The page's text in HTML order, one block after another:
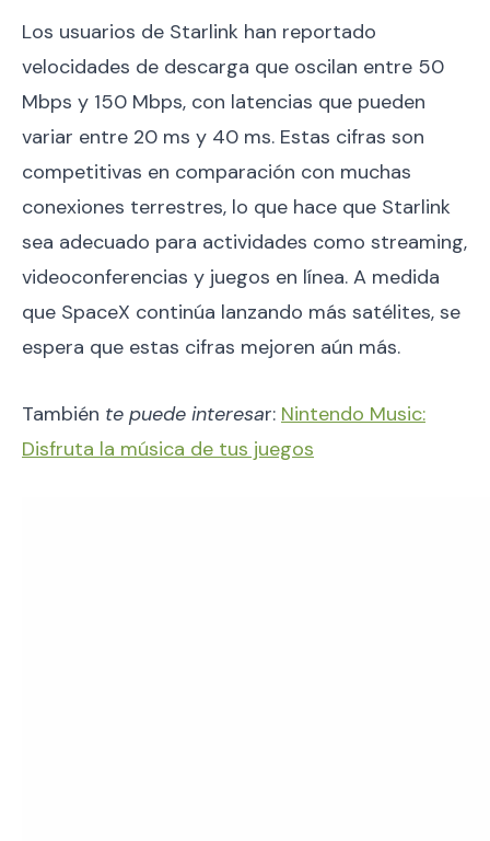
Los usuarios de Starlink han reportado
velocidades de descarga que oscilan entre 50
Mbps y 150 Mbps, con latencias que pueden
variar entre 20 ms y 40 ms. Estas cifras son
competitivas en comparación con muchas
conexiones terrestres, lo que hace que Starlink
sea adecuado para actividades como streaming,
videoconferencias y juegos en línea. A medida
que SpaceX continúa lanzando más satélites, se
espera que estas cifras mejoren aún más.
También te puede interesar: Nintendo Music:
Disfruta la música de tus juegos